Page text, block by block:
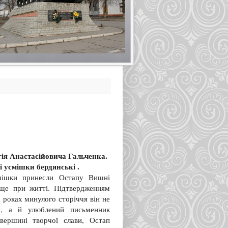
Анастасійовича Гальченка.
бердянські .
принесли Остапу Вишні
при житті. Підтвердженням
минулого сторіччя він не
а й улюблений письменник
творчої слави, Остап